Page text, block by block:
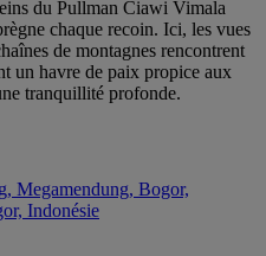
du Pullman Ciawi Vimala
chaque recoin. Ici, les vues
de montagnes rencontrent
un havre de paix propice aux
tranquillité profonde.
Megamendung, Bogor,
Indonésie